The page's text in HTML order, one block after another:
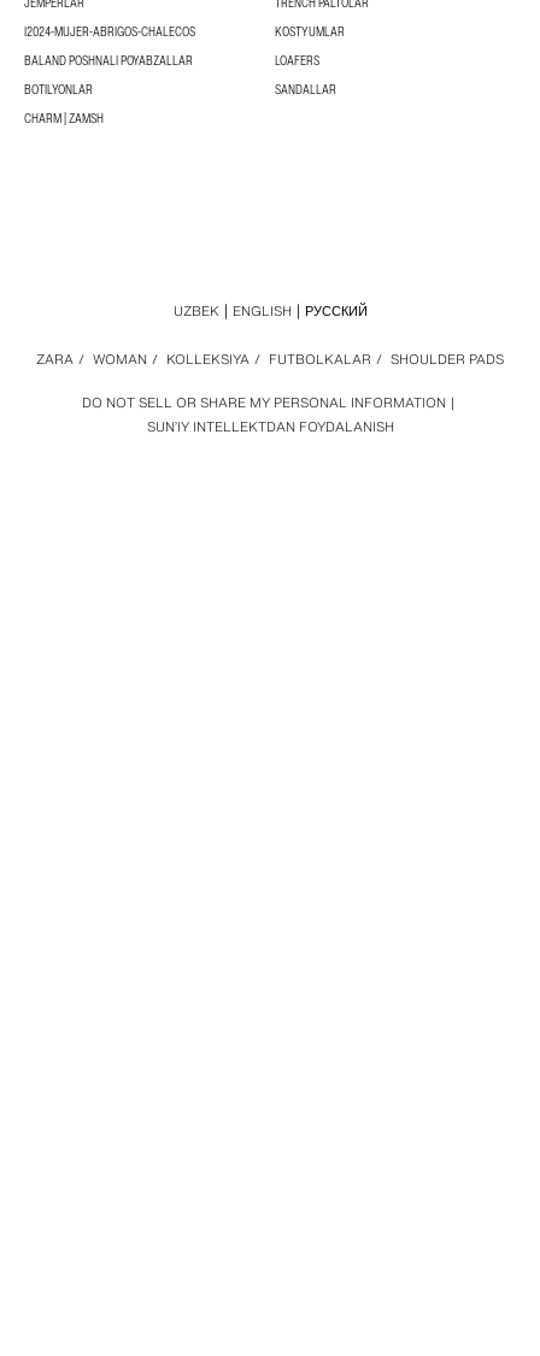
I2024-MUJER-ABRIGOS-CHALECOS
KOSTYUMLAR
BALAND POSHNALI POYABZALLAR
LOAFERS
BOTILYONLAR
SANDALLAR
CHARM | ZAMSH
DO NOT SELL OR SHARE MY PERSONAL INFORMATION
SUN’IY INTELLEKTDAN FOYDALANISH
ZARA / WOMAN / KOLLEKSIYA / FUTBOLKALAR / SHOULDER PADS
UZBEK ENGLISH РУССКИЙ